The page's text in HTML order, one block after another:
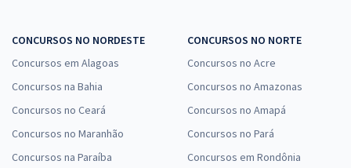
CONCURSOS NO NORDESTE
Concursos em Alagoas
Concursos na Bahia
Concursos no Ceará
Concursos no Maranhão
Concursos na Paraíba
CONCURSOS NO NORTE
Concursos no Acre
Concursos no Amazonas
Concursos no Amapá
Concursos no Pará
Concursos em Rondônia